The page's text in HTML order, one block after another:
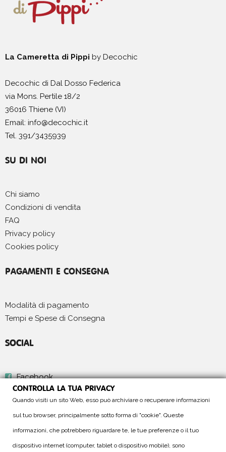
La Cameretta di Pippi by Decochic
Decochic di Dal Dosso Federica
via Mons. Pertile 18/2
36016 Thiene (VI)
Email: info@decochic.it
Tel. 391/3435939
SU DI NOI
Chi siamo
Condizioni di vendita
FAQ
Privacy policy
Cookies policy
PAGAMENTI E CONSEGNA
Modalità di pagamento
Tempi e Spese di Consegna
SOCIAL
Facebook
Instagram
CONTROLLA LA TUA PRIVACY
Quando visiti un sito Web, esso può archiviare o recuperare informazioni
sul tuo browser, principalmente sotto forma di "cookie". Queste
informazioni, che potrebbero riguardare te, le tue preferenze o il tuo
dispositivo internet (computer, tablet o dispositivo mobile), sono